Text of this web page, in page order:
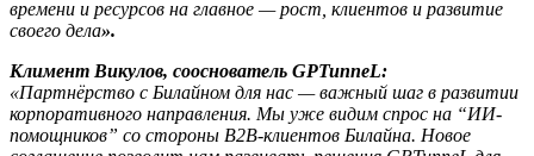
времени и ресурсов на главное — рост, клиентов и развитие
своего дела».
Климент Викулов, сооснователь GPTunneL:
«Партнёрство с Билайном для нас — важный шаг в развитии
корпоративного направления. Мы уже видим спрос на “ИИ-
помощников” со стороны B2B-клиентов Билайна. Новое